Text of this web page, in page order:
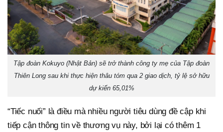
Tập đoàn Kokuyo (Nhật Bản) sẽ trở thành công ty mẹ của Tập đoàn
Thiên Long sau khi thực hiện thâu tóm qua 2 giao dịch, tỷ lệ sở hữu
dự kiến 65,01%
“Tiếc nuối” là điều mà nhiều người tiêu dùng đề cập khi
tiếp cận thông tin về thương vụ này, bởi lại có thêm 1